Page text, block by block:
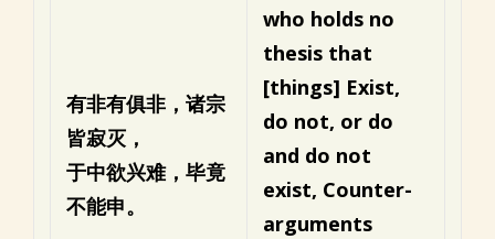
有非有俱非，诸宗
皆寂灭，
于中欲兴难，毕竟
不能申。
who holds no
thesis that
[things] Exist,
do not, or do
and do not
exist, Counter-
arguments